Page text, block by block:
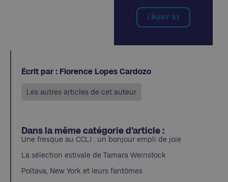
Cliquer ici
Écrit par : Florence Lopes Cardozo
Les autres articles de cet auteur
Dans la même catégorie d'article :
Une fresque au CCLJ : un bonjour empli de joie
La sélection estivale de Tamara Weinstock
Poltava, New York et leurs fantômes